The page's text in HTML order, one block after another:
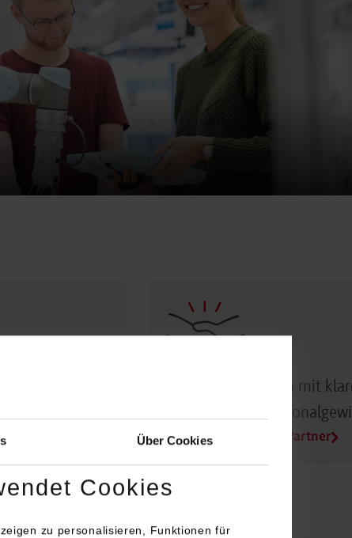
Über Cookies
Cookies
zu personalisieren, Funktionen für
Dualer Partner sein mit
Vorteil bei der
Alle Infos für Duale Partner